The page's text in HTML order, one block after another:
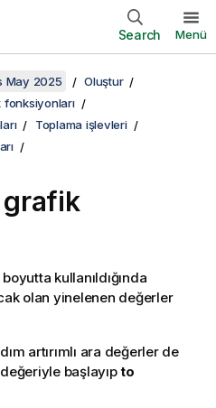
Search Menü
May 2025
Oluştur
Toplama işlevleri
kullanıldığında
olan yinelenen değerler
artırımlı ara değerler de
değeriyle başlayıpto